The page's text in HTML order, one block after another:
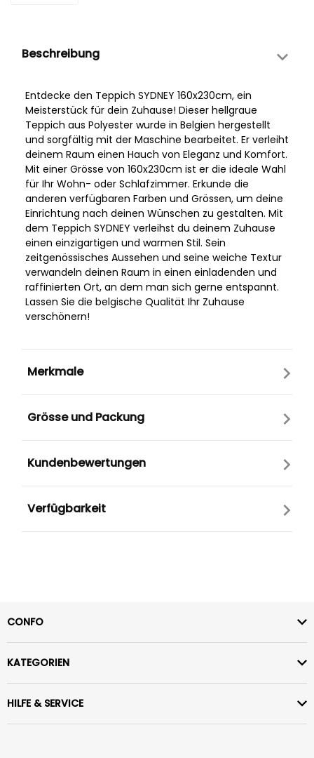
Beschreibung
Entdecke den Teppich SYDNEY 160x230cm, ein
Meisterstück für dein Zuhause! Dieser hellgraue
Teppich aus Polyester wurde in Belgien hergestellt
und sorgfältig mit der Maschine bearbeitet. Er verleiht
deinem Raum einen Hauch von Eleganz und Komfort.
Mit einer Grösse von 160x230cm ist er die ideale Wahl
für Ihr Wohn- oder Schlafzimmer. Erkunde die
anderen verfügbaren Farben und Grössen, um deine
Einrichtung nach deinen Wünschen zu gestalten. Mit
dem Teppich SYDNEY verleihst du deinem Zuhause
einen einzigartigen und warmen Stil. Sein
zeitgenössisches Aussehen und seine weiche Textur
verwandeln deinen Raum in einen einladenden und
raffinierten Ort, an dem man sich gerne entspannt.
Lassen Sie die belgische Qualität Ihr Zuhause
verschönern!
Merkmale
Grösse und Packung
Kundenbewertungen
Verfügbarkeit
CONFO
KATEGORIEN
HILFE & SERVICE